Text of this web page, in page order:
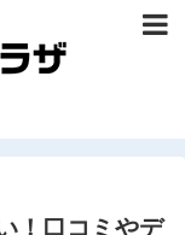
！口コミやデ